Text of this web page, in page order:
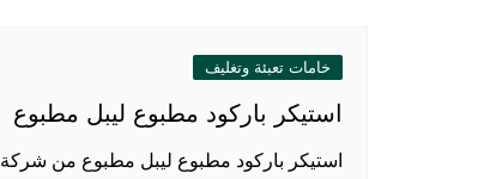
خامات تعبئة وتغليف
استيكر باركود مطبوع ليبل مطبوع
استيكر باركود مطبوع ليبل مطبوع من شركة